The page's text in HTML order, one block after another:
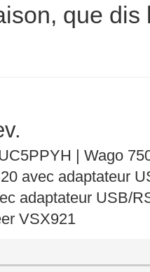
que
| Wago
avec adaptateur
adaptateur USB/
VSX921